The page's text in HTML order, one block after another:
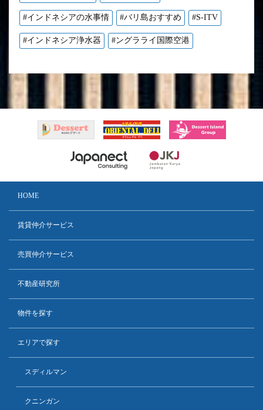
#インドネシアの水事情 #バリ島おすすめ #S-ITV
#インドネシア浄水器 #ングラライ国際空港
HOME
賃貸仲介サービス
売買仲介サービス
不動産研究所
物件を探す
エリアで探す
スディルマン
クニンガン